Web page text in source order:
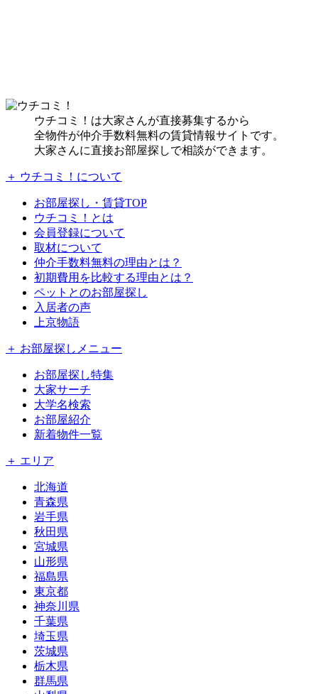
ウチコミ！は大家さんが直接募集するから
全物件が仲介手数料無料の賃貸情報サイトです。
大家さんに直接お部屋探しで相談ができます。
＋ ウチコミ！について
お部屋探し・賃貸TOP
ウチコミ！とは
会員登録について
取材について
仲介手数料無料の理由とは？
初期費用を比較する理由とは？
ペットとのお部屋探し
入居者の声
上京物語
＋ お部屋探しメニュー
お部屋探し特集
大家サーチ
大学名検索
お部屋紹介
新着物件一覧
＋ エリア
北海道
青森県
岩手県
秋田県
宮城県
山形県
福島県
東京都
神奈川県
千葉県
埼玉県
茨城県
栃木県
群馬県